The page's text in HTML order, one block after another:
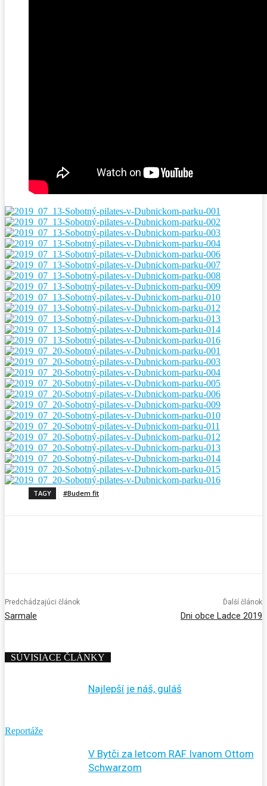
TAGY #Budem fit
Predchádzajúci článok
Sarmale
Ďalší článok
Dni obce Ladce 2019
SÚVISIACE ČLÁNKY
Reportáže
Najlepší je náš, guláš
V Bytči za letcom RAF Ivanom Ottom
Schwarzom